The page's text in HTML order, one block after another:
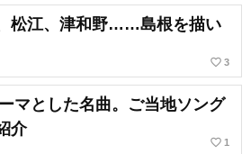
松江、津和野……島根を描い
favorite_border 3
マとした名曲。ご当地ソング
介
favorite_border 1